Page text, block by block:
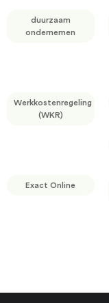
duurzaam
ondernemen
Werkkostenregeling
(WKR)
Exact Online